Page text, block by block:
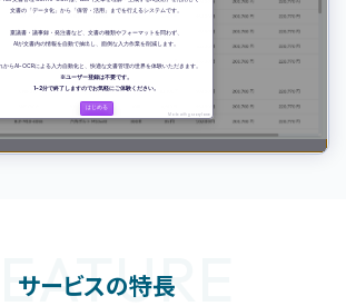
サービスの特長
FEATURE